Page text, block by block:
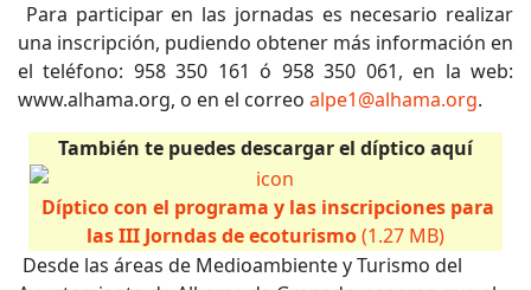
Para participar en las jornadas es necesario realizar
una inscripción, pudiendo obtener más información en
el teléfono: 958 350 161 ó 958 350 061, en la web:
www.alhama.org, o en el correo alpe1@alhama.org.
También te puedes descargar el díptico aquí
Díptico con el programa y las inscripciones para
las III Jorndas de ecoturismo(1.27 MB)
Desde las áreas de Medioambiente y Turismo del